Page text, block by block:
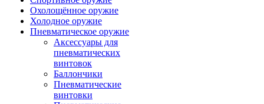
Охолощённое оружие
Холодное оружие
Пневматическое оружие
Аксессуары для
пневматических
винтовок
Баллончики
Пневматические
винтовки